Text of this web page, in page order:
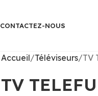
CONTACTEZ-NOUS
Accueil Téléviseurs TV
TV